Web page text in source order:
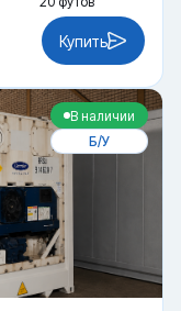
Купить
В наличии
Б/У